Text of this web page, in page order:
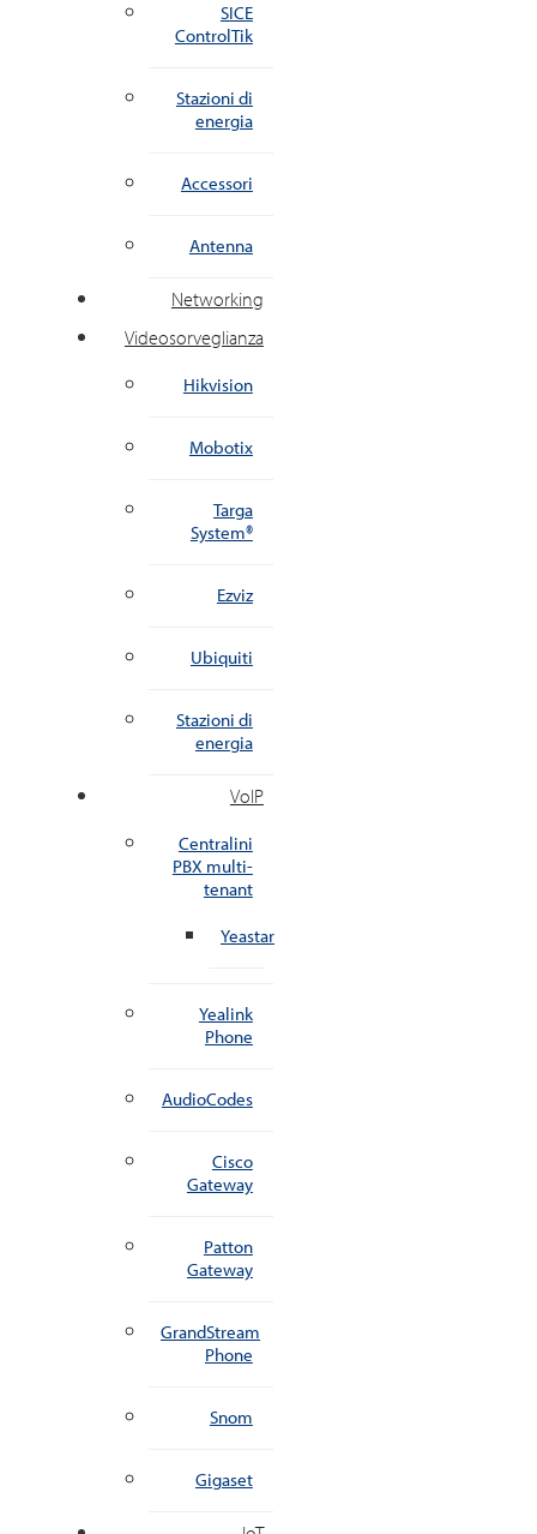
SICE
ControlTik
Stazioni di
energia
Accessori
Antenna
Networking
Videosorveglianza
Hikvision
Mobotix
Targa
System®
Ezviz
Ubiquiti
Stazioni di
energia
VoIP
Centralini
PBX multi-
tenant
Yeastar
Yealink
Phone
AudioCodes
Cisco
Gateway
Patton
Gateway
GrandStream
Phone
Snom
Gigaset